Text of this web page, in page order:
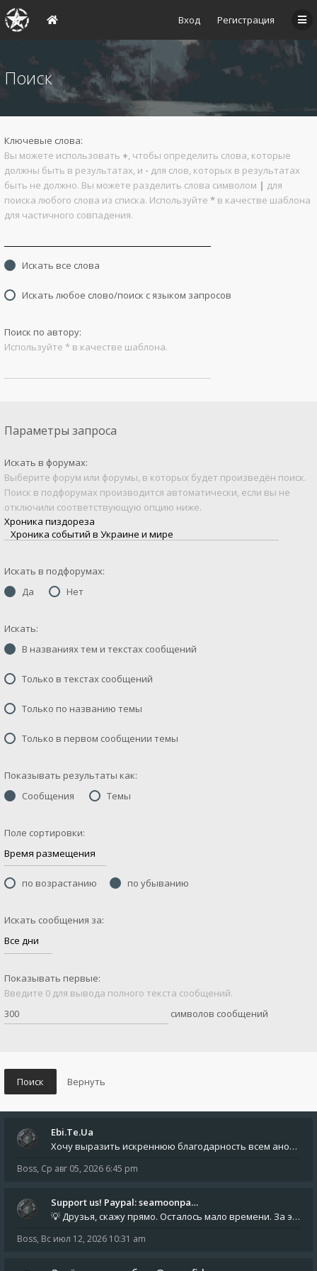
Вход Регистрация
Поиск
Ключевые слова:
Вы можете использовать +, чтобы определить слова, которые
должны быть в результатах, и - для слов, которых в результатах
быть не должно. Вы можете разделить слова символом | для
поиска любого слова из списка. Используйте * в качестве шаблона
для частичного совпадения.
Искать все слова
Искать любое слово/поиск с языком запросов
Поиск по автору:
Используйте * в качестве шаблона.
Параметры запроса
Искать в форумах:
Выберите форум или форумы, в которых будет произведён поиск.
Поиск в подфорумах производится автоматически, если вы не
отключили соответствующую опцию ниже.
Искать в подфорумах:
Да
Нет
Искать:
В названиях тем и текстах сообщений
Только в текстах сообщений
Только по названию темы
Только в первом сообщении темы
Показывать результаты как:
Сообщения
Темы
Поле сортировки:
по возрастанию по убыванию
Искать сообщения за:
Показывать первые:
Введите 0 для вывода полного текста сообщений.
символов сообщений
Ebi.Te.Ua
Хочу выразить искреннюю благодарность всем анонимным пользователям, которые поддержали наше сообщество финансово. Благод
Boss, Ср авг 05, 2026 6:45 pm
Support us! Paypal: seamoonpa…
💡 Друзья, скажу прямо. Осталось мало времени. За это время нам нужно закрыть последние обязательные расходы: около 500
Boss, Вс июл 12, 2026 10:31 am